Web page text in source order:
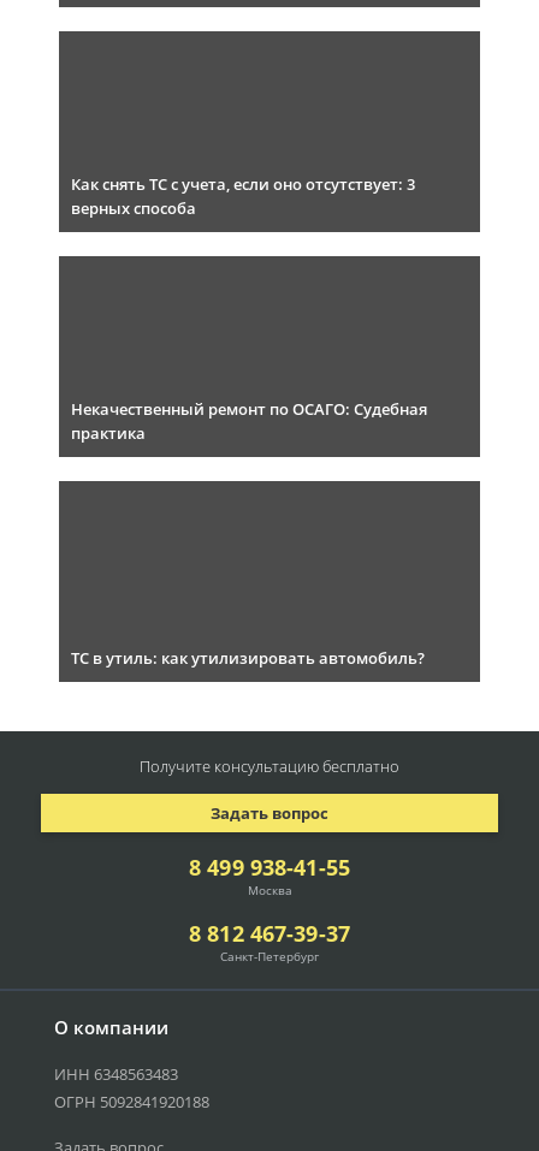
Как снять ТС с учета, если оно отсутствует: 3
верных способа
Некачественный ремонт по ОСАГО: Судебная
практика
ТС в утиль: как утилизировать автомобиль?
О компании
ИНН 6348563483
ОГРН 5092841920188
8 499 938-41-55
Москва
8 812 467-39-37
Санкт-Петербург
Задать вопрос
Получите консультациюбесплатно